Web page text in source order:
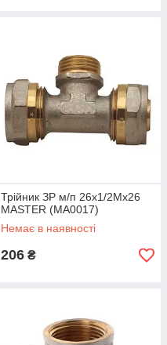
Трійник ЗР м/п 26x1/2Mx26
MASTER (MA0017)
Немає в наявності
206 ₴